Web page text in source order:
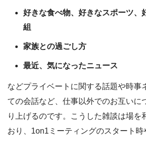
好きな食べ物、好きなスポーツ、
組
家族との過ごし方
最近、気になったニュース
などプライベートに関する話題や時事
ての会話など、仕事以外でのお互いに
り上げるのです。こうした雑談は場を
おり、1on1ミーティングのスタート時